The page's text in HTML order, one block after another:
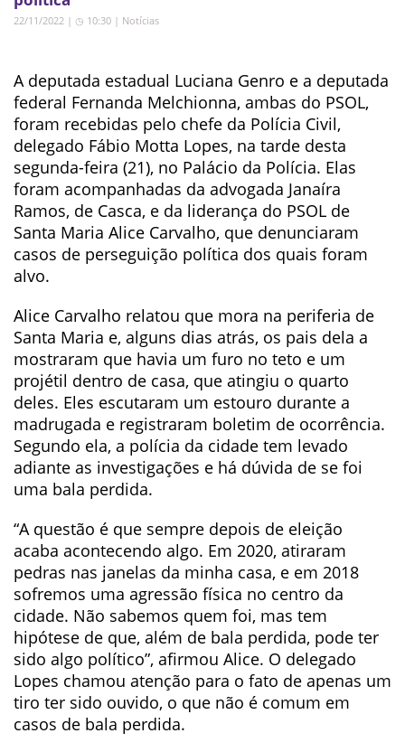
22/11/2022 | ◷ 10:30 | Notícias
A deputada estadual Luciana Genro e a deputada
federal Fernanda Melchionna, ambas do PSOL,
foram recebidas pelo chefe da Polícia Civil,
delegado Fábio Motta Lopes, na tarde desta
segunda-feira (21), no Palácio da Polícia. Elas
foram acompanhadas da advogada Janaíra
Ramos, de Casca, e da liderança do PSOL de
Santa Maria Alice Carvalho, que denunciaram
casos de perseguição política dos quais foram
alvo.
Alice Carvalho relatou que mora na periferia de
Santa Maria e, alguns dias atrás, os pais dela a
mostraram que havia um furo no teto e um
projétil dentro de casa, que atingiu o quarto
deles. Eles escutaram um estouro durante a
madrugada e registraram boletim de ocorrência.
Segundo ela, a polícia da cidade tem levado
adiante as investigações e há dúvida de se foi
uma bala perdida.
“A questão é que sempre depois de eleição
acaba acontecendo algo. Em 2020, atiraram
pedras nas janelas da minha casa, e em 2018
sofremos uma agressão física no centro da
cidade. Não sabemos quem foi, mas tem
hipótese de que, além de bala perdida, pode ter
sido algo político”, afirmou Alice. O delegado
Lopes chamou atenção para o fato de apenas um
tiro ter sido ouvido, o que não é comum em
casos de bala perdida.